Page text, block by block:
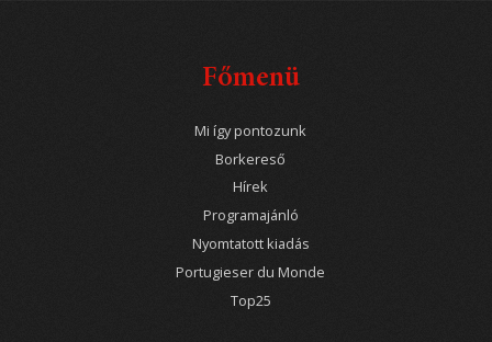
Főmenü
Mi így pontozunk
Borkereső
Hírek
Programajánló
Nyomtatott kiadás
Portugieser du Monde
Top25